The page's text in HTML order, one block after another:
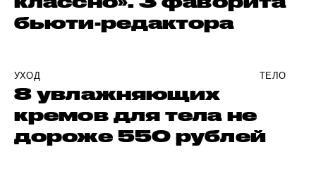
бьюти-редактора
УХОД ТЕЛО
8 увлажняющих
кремов для тела не
дороже 550 рублей